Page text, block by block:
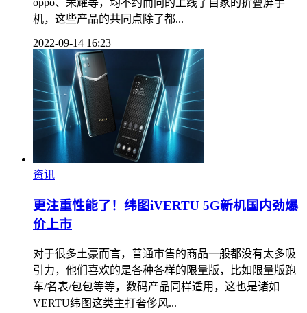
机，这些产品的共同点除了都...
2022-09-14 16:23
资讯
更注重性能了！纬图iVERTU 5G新机国内劲爆
价上市
对于很多土豪而言，普通市售的商品一般都没有太多吸
引力，他们喜欢的是各种各样的限量版，比如限量版跑
车/名表/包包等等，数码产品同样适用，这也是诸如
VERTU纬图这类主打奢侈风...